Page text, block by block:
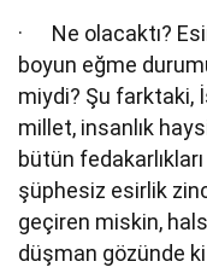
· Ne olacaktı?
boyun eğme
miydi? Şu farktaki,
millet, insanlık
bütün
şüphesiz esirlik
geçiren miskin,
düşman gözünde